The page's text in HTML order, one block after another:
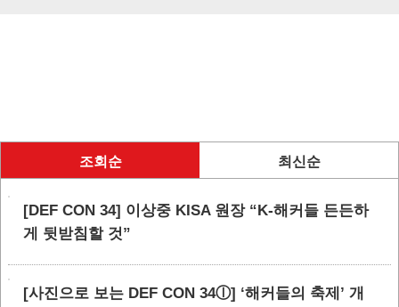
조회순 최신순
[DEF CON 34] 이상중 KISA 원장 “K-해커들 든든하
게 뒷받침할 것”
[사진으로 보는 DEF CON 34ⓛ] ‘해커들의 축제’ 개